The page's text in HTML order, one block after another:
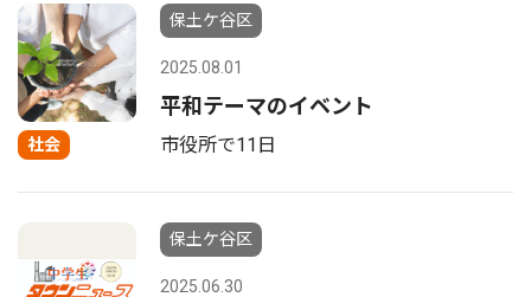
社会
保土ケ谷区
2025.08.01
平和テーマのイベント
市役所で11日
保土ケ谷区
2025.06.30